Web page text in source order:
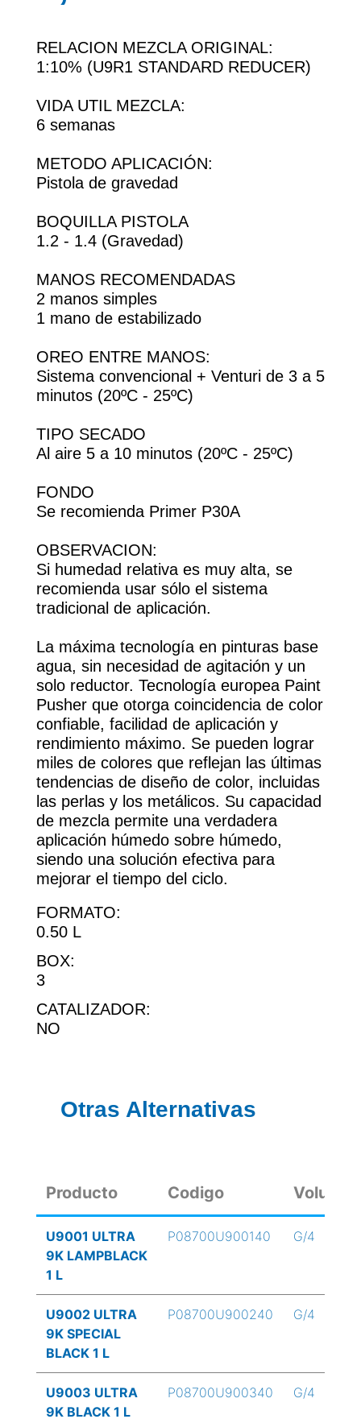
RELACION MEZCLA ORIGINAL:
1:10% (U9R1 STANDARD REDUCER)
VIDA UTIL MEZCLA:
6 semanas
METODO APLICACIÓN:
Pistola de gravedad
BOQUILLA PISTOLA
1.2 - 1.4 (Gravedad)
MANOS RECOMENDADAS
2 manos simples
1 mano de estabilizado
OREO ENTRE MANOS:
Sistema convencional + Venturi de 3 a 5
minutos (20ºC - 25ºC)
TIPO SECADO
Al aire 5 a 10 minutos (20ºC - 25ºC)
FONDO
Se recomienda Primer P30A
OBSERVACION:
Si humedad relativa es muy alta, se
recomienda usar sólo el sistema
tradicional de aplicación.
La máxima tecnología en pinturas base
agua, sin necesidad de agitación y un
solo reductor. Tecnología europea Paint
Pusher que otorga coincidencia de color
confiable, facilidad de aplicación y
rendimiento máximo. Se pueden lograr
miles de colores que reflejan las últimas
tendencias de diseño de color, incluidas
las perlas y los metálicos. Su capacidad
de mezcla permite una verdadera
aplicación húmedo sobre húmedo,
siendo una solución efectiva para
mejorar el tiempo del ciclo.
FORMATO:
0.50 L
BOX:
3
CATALIZADOR:
NO
Otras Alternativas
Producto Codigo Volumen
U9001 ULTRA
9K LAMPBLACK
1 L
P08700U900140 G/4
U9002 ULTRA
9K SPECIAL
BLACK 1 L
P08700U900240 G/4
U9003 ULTRA
9K BLACK 1 L
P08700U900340 G/4